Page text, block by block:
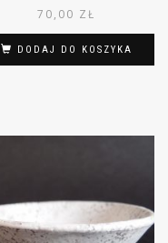
70,00 ZŁ
DODAJ DO KOSZYKA